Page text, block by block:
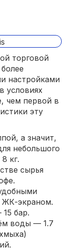
торговой
настройками
условиях
чем первой в
эту
а значит,
небольшого
кг.
сырья
ЖК-экраном.
бар.
воды — 1.7